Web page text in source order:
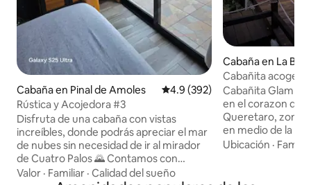
Cabaña en Pinal de Amoles Calificación promedio: 4.9 de
4.9 (392)
Rústica y Acojedora #3
Disfruta de una cabaña con vistas
increíbles, donde podrás apreciar el mar
de nubes sin necesidad de ir al mirador
de Cuatro Palos 🌄 Contamos con
excelente internet (antena propia), ideal
Valor · Familiar · Calidad del sueño
Cabaña en La
Cabañita
Cabañita
en el corazon de
Queretaro, zona
en medio de la
extraordinaria,
Ubicación ·